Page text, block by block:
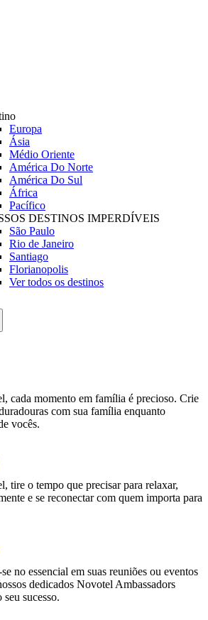
Europa
Ásia
Médio Oriente
América Do Norte
América Do Sul
África
Pacífico
DESTINOS IMPERDÍVEIS
São Paulo
Rio de Janeiro
Santiago
Florianopolis
Ver todos os destinos
cada momento em família é precioso. Crie
com sua família enquanto
vocês.
tire o tempo que precisar para relaxar,
e se reconectar com quem importa para
no essencial em suas reuniões ou eventos
dedicados Novotel Ambassadors
seu sucesso.